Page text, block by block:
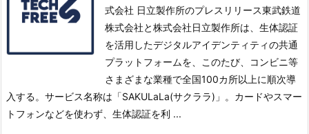
式会社 日立製作所のプレスリリース東武鉄道
株式会社と株式会社日立製作所は、生体認証
を活用したデジタルアイデンティティの共通
プラットフォームを、このたび、コンビニ等
さまざまな業種で全国100カ所以上に順次導
入する。 サービス名称は「SAKULaLa(サクララ)」。カードやスマー
トフォンなどを使わず、生体認証を利 ...